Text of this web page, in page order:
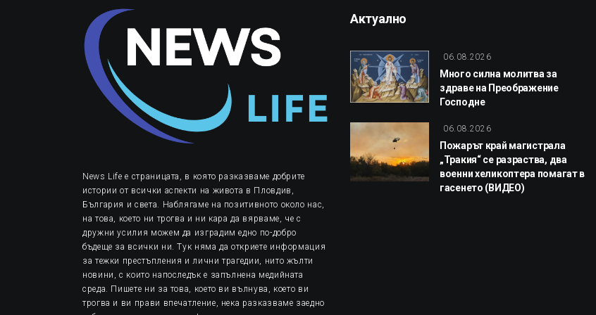
News Life е страницата, в която разказваме добрите
истории от всички аспекти на живота в Пловдив,
България и света. Наблягаме на позитивното около нас,
на това, което ни трогва и ни кара да вярваме, че с
дружни усилия можем да изградим едно по-добро
бъдеще за всички ни. Тук няма да откриете информация
за тежки престъпления и лични трагедии, нито жълти
новини, с които напоследък е запълнена медийната
среда. Пишете ни за това, което ви вълнува, което ви
трогва и ви прави впечатление, нека разказваме заедно
Актуално
06.08.2026
Много силна молитва за
здраве на Преображение
Господне
06.08.2026
Пожарът край магистрала
„Тракия“ се разраства, два
военни хеликоптера помагат в
гасенето (ВИДЕО)